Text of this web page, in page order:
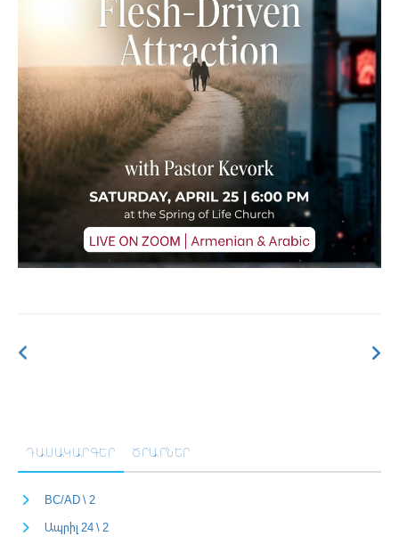
ԴԱՍԱԿԱՐԳԵՐ ԾՐԱՐՆԵՐ
BC/AD \ 2
Ապրիլ 24 \ 2